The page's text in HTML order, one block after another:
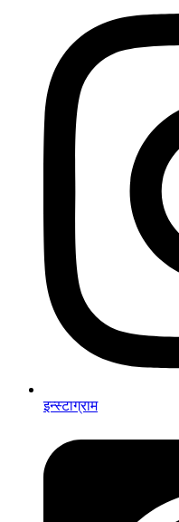
इन्स्टाग्राम